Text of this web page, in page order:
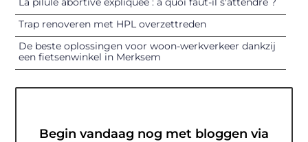
Trap renoveren met HPL overzettreden
De beste oplossingen voor woon-werkverkeer dankzij
een fietsenwinkel in Merksem
Begin vandaag nog met bloggen via